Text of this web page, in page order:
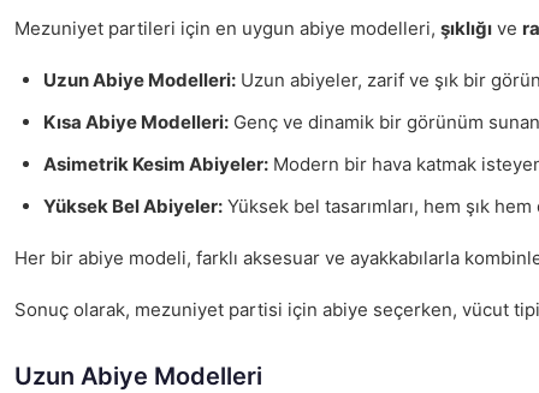
Mezuniyet partileri için en uygun abiye modelleri, şıklığı ve
Uzun Abiye Modelleri: Uzun abiyeler, zarif ve şık bir
Kısa Abiye Modelleri: Genç ve dinamik bir görünüm
Asimetrik Kesim Abiyeler: Modern bir hava katmak
Yüksek Bel Abiyeler: Yüksek bel tasarımları, hem şık
Her bir abiye modeli, farklı aksesuar ve ayakkabılarla
Sonuç olarak, mezuniyet partisi için abiye seçerken, vücut
Uzun Abiye Modelleri